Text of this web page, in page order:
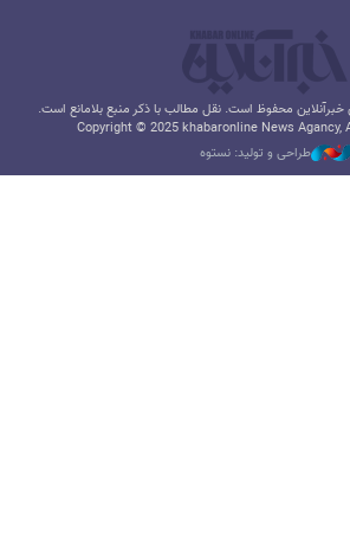
محفوظ است. نقل مطالب با ذکر منبع بلامانع است.
Copyright © 2025 khabaronline News Agancy,
طراحی و تولید: نستوه